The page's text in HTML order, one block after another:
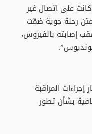
على اتصال غير
رحلة جوية ضمّت
إصابته بالفيروس،
المراقبة
بشأن تطور